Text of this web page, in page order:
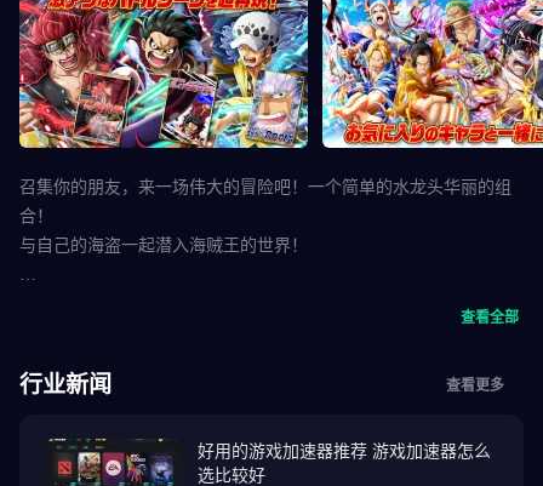
召集你的朋友，来一场伟大的冒险吧！一个简单的水龙头华丽的组
合！
与自己的海盗一起潜入海贼王的世界！
在正确的时间点击你的同伴角色来决定一个组合！
迷人的角色在跋涉中横冲直撞！
查看全部
行业新闻 查看更多
好用的游戏加速器推荐 游戏加速器怎么
选比较好